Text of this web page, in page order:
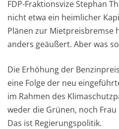
FDP-Fraktionsvize Stephan
nicht etwa ein heimlicher
Plänen zur Mietpreisbremse
anders geäußert. Aber was
Die Erhöhung der
eine Folge der neu
im Rahmen des
weder die Grünen, noch
Das ist Regierungspolitik.